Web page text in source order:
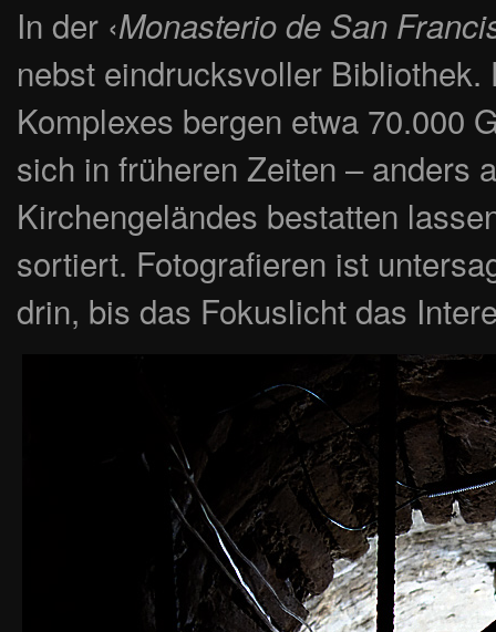
In der ‹Monasterio de San
nebst eindrucksvoller
Komplexes bergen etwa 70.000
sich in früheren Zeiten – anders
Kirchengeländes bestatten
sortiert. Fotografieren ist
drin, bis das Fokuslicht das